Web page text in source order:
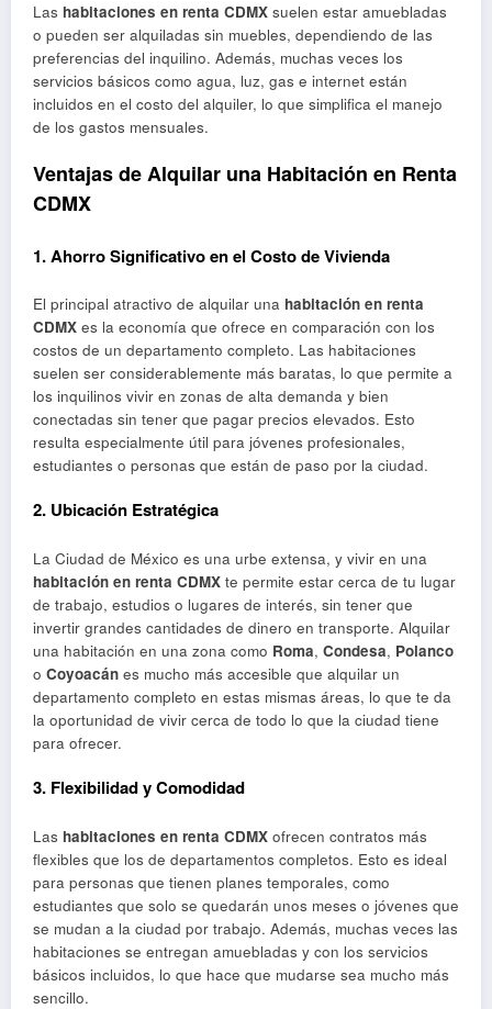
Las habitaciones en renta CDMX suelen estar amuebladas
o pueden ser alquiladas sin muebles, dependiendo de las
preferencias del inquilino. Además, muchas veces los
servicios básicos como agua, luz, gas e internet están
incluidos en el costo del alquiler, lo que simplifica el manejo
de los gastos mensuales.
Ventajas de Alquilar una Habitación en Renta
CDMX
1.Ahorro Significativo en el Costo de Vivienda
El principal atractivo de alquilar una habitación en renta
CDMX es la economía que ofrece en comparación con los
costos de un departamento completo. Las habitaciones
suelen ser considerablemente más baratas, lo que permite a
los inquilinos vivir en zonas de alta demanda y bien
conectadas sin tener que pagar precios elevados. Esto
resulta especialmente útil para jóvenes profesionales,
estudiantes o personas que están de paso por la ciudad.
2. Ubicación Estratégica
La Ciudad de México es una urbe extensa, y vivir en una
habitación en renta CDMX te permite estar cerca de tu lugar
de trabajo, estudios o lugares de interés, sin tener que
invertir grandes cantidades de dinero en transporte. Alquilar
una habitación en una zona como Roma, Condesa, Polanco
o Coyoacán es mucho más accesible que alquilar un
departamento completo en estas mismas áreas, lo que te da
la oportunidad de vivir cerca de todo lo que la ciudad tiene
para ofrecer.
3. Flexibilidad y Comodidad
Las habitaciones en renta CDMX ofrecen contratos más
flexibles que los de departamentos completos. Esto es ideal
para personas que tienen planes temporales, como
estudiantes que solo se quedarán unos meses o jóvenes que
se mudan a la ciudad por trabajo. Además, muchas veces las
habitaciones se entregan amuebladas y con los servicios
básicos incluidos, lo que hace que mudarse sea mucho más
sencillo.